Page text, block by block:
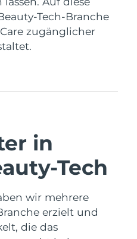
Tech-Branche
zugänglicher
in
Tech
wir mehrere
erzielt und
die das
Erwartete Lieferung
Erwartete Lieferung8/8/26
Erwartete Lieferung
Erwartete Lieferung 8/8/26
Erwartete Lieferung8/9/26